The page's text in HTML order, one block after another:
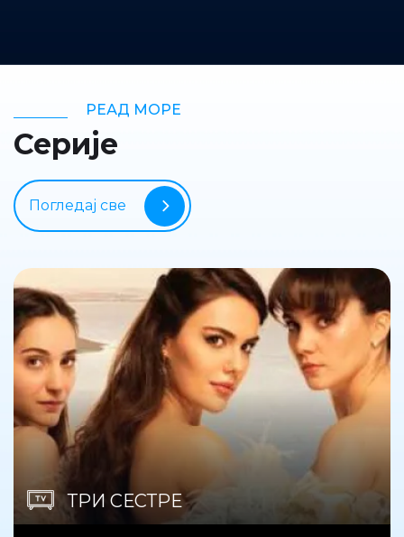
РЕАД МОРЕ
Серије
Погледај све
ТРИ СЕСТРЕ